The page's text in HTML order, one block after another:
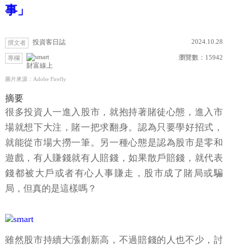
事」
撰文者 投資客日誌 2024.10.28
專欄
財富線上
瀏覽數： 15942
圖片來源：Adobe Firefly
摘要
很多投資人一進入股市，就抱持著賭徒心態，進入市
場就想下大注，賭一把求翻身。認為只要學好招式，
就能從市場大撈一筆。另一種心態是認為股市是零和
遊戲，有人賺錢就有人賠錢，如果散戶賠錢，就代表
錢都被大戶或者有心人事賺走，股市成了賭局或騙
局，但真的是這樣嗎？
雖然股市持續大漲創新高，不過賠錢的人也不少，討